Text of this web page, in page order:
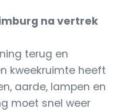
na vertrek
terug en
kweekruimte heeft
aarde, lampen en
moet snel weer